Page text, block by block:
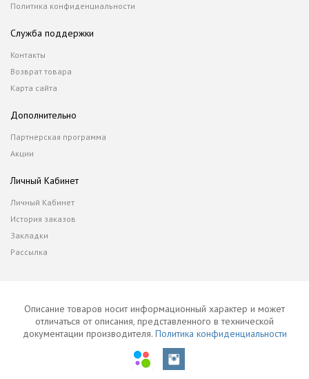
Политика конфиденциальности
Служба поддержки
Контакты
Возврат товара
Карта сайта
Дополнительно
Партнерская программа
Акции
Личный Кабинет
Личный Кабинет
История заказов
Закладки
Рассылка
Описание товаров носит информационный характер и может
отличаться от описания, представленного в технической
документации производителя. Политика конфиденциальности